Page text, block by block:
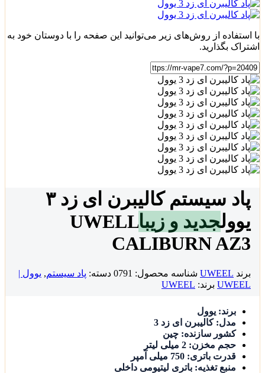
با استفاده از روش‌های زیر می‌توانید این صفحه را با دوستان خود به
اشتراک بگذارید.
پاد سیستم کالیبرن ای زد ۳
یوولجدید و زیباUWELL
CALIBURN AZ3
برند UWEEL شناسه محصول: 0791 دسته: پاد سیستم, یوول |
UWEEL برند: UWEEL
برند: یوول
مدل: کالیبرن ای زد 3
کشور سازنده: چین
حجم مخزن: 2 میلی لیتر
قدرت باتری: 750 میلی آمپر
منبع تغذیه: باتری لیتیومی داخلی